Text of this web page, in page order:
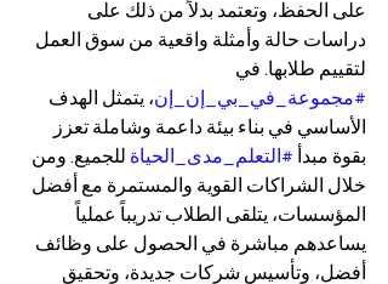
على الحفظ، وتعتمد بدلاً من ذلك على
دراسات حالة وأمثلة واقعية من سوق العمل
لتقييم طلابها. في
#مجموعة_في_بي_إن_إن، يتمثل الهدف
الأساسي في بناء بيئة داعمة وشاملة تعزز
بقوة مبدأ #التعلم_مدى_الحياة للجميع. ومن
خلال الشراكات القوية والمستمرة مع أفضل
المؤسسات، يتلقى الطلاب تدريباً عملياً
يساعدهم مباشرة في الحصول على وظائف
أفضل، وتأسيس شركات جديدة، وتحقيق